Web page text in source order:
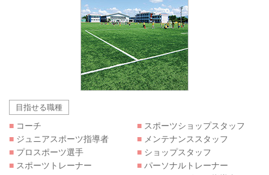
目指せる職種
■ コーチ
■ ジュニアスポーツ指導者
■ プロスポーツ選手
■ スポーツトレーナー
■ スポーツショップスタッフ
■ メンテナンススタッフ
■ ショップスタッフ
■ パーソナルトレーナー